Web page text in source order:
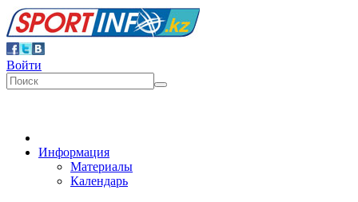
Войти
Информация
Материалы
Календарь